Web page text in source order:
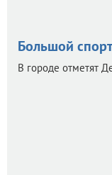
Большой
В городе отметят